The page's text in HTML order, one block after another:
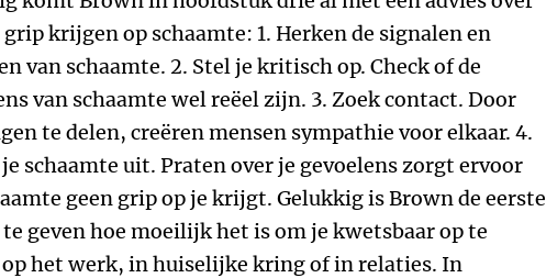
grip krijgen op schaamte: 1. Herken de signalen en
van schaamte. 2. Stel je kritisch op. Check of de
van schaamte wel reëel zijn. 3. Zoek contact. Door
te delen, creëren mensen sympathie voor elkaar. 4.
je schaamte uit. Praten over je gevoelens zorgt ervoor
geen grip op je krijgt. Gelukkig is Brown de eerste
geven hoe moeilijk het is om je kwetsbaar op te
het werk, in huiselijke kring of in relaties. In